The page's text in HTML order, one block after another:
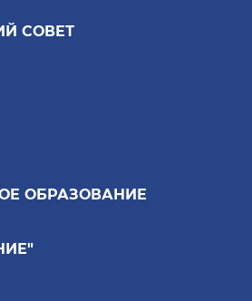
СОВЕТ
ОБРАЗОВАНИЕ